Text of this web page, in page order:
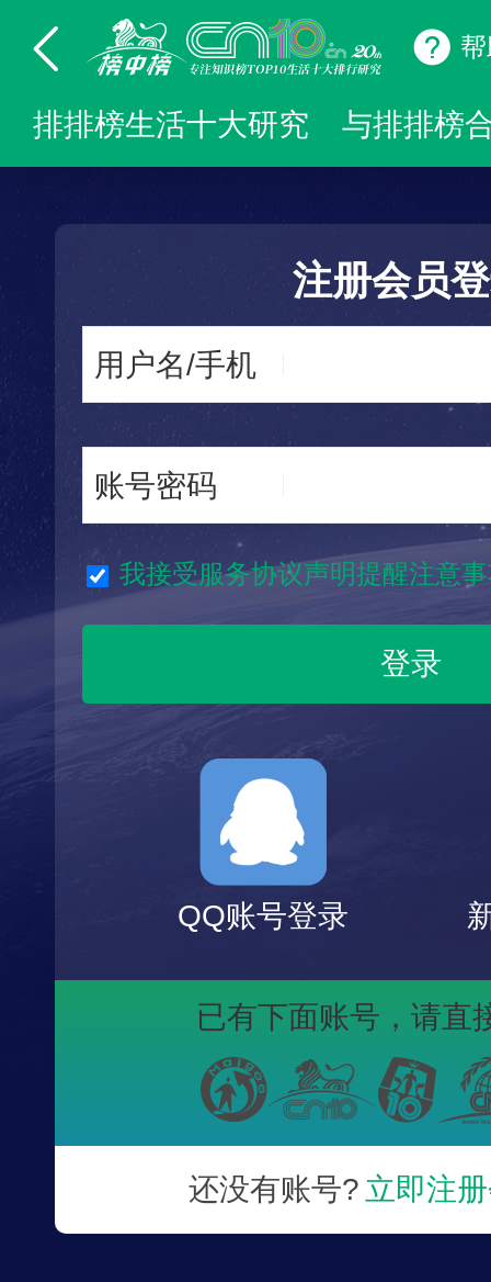
排排榜生活十大研究 与排排榜
注册会员
用户名/手机
账号密码
我接受服务协议声明提醒注意
QQ账号登录
已有下面账号， 请直
还没有账号? 立即注